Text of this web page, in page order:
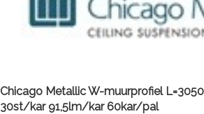
Chicago Metallic W-muurprofiel L=3050
30st/kar 91,5lm/kar 60kar/pal